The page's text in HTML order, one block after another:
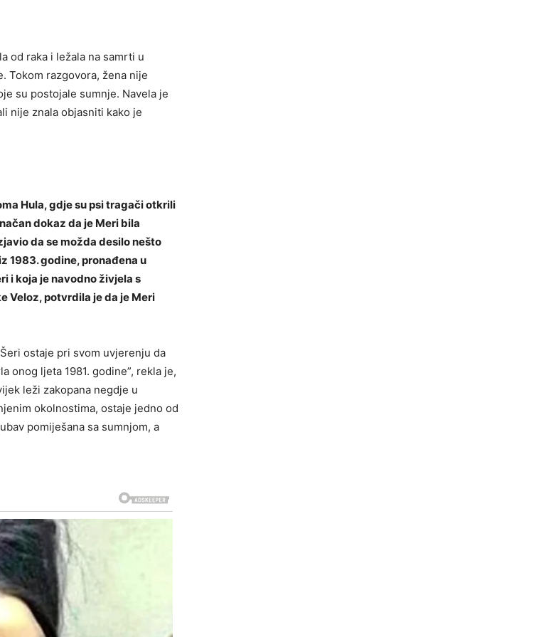
od raka i ležala na samrti u
Tokom razgovora, žena nije
su postojale sumnje. Navela je
nije znala objasniti kako je
Hula, gdje su psi tragači otkrili
dokaz da je Meri bila
da se možda desilo nešto
1983. godine, pronađena u
i koja je navodno živjela s
Veloz, potvrdila je da je Meri
ostaje pri svom uvjerenju da
onog ljeta 1981. godine”, rekla je,
leži zakopana negdje u
okolnostima, ostaje jedno od
pomiješana sa sumnjom, a